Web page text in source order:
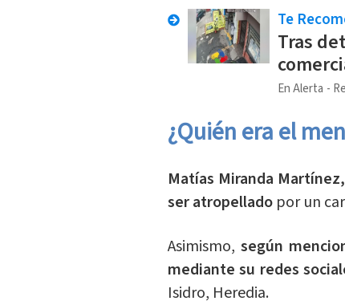
Te
Tras
En Alerta
¿Quién era el
Matías Miranda
ser atropellado por un
Asimismo,según
mediante su redes
Isidro, Heredia.